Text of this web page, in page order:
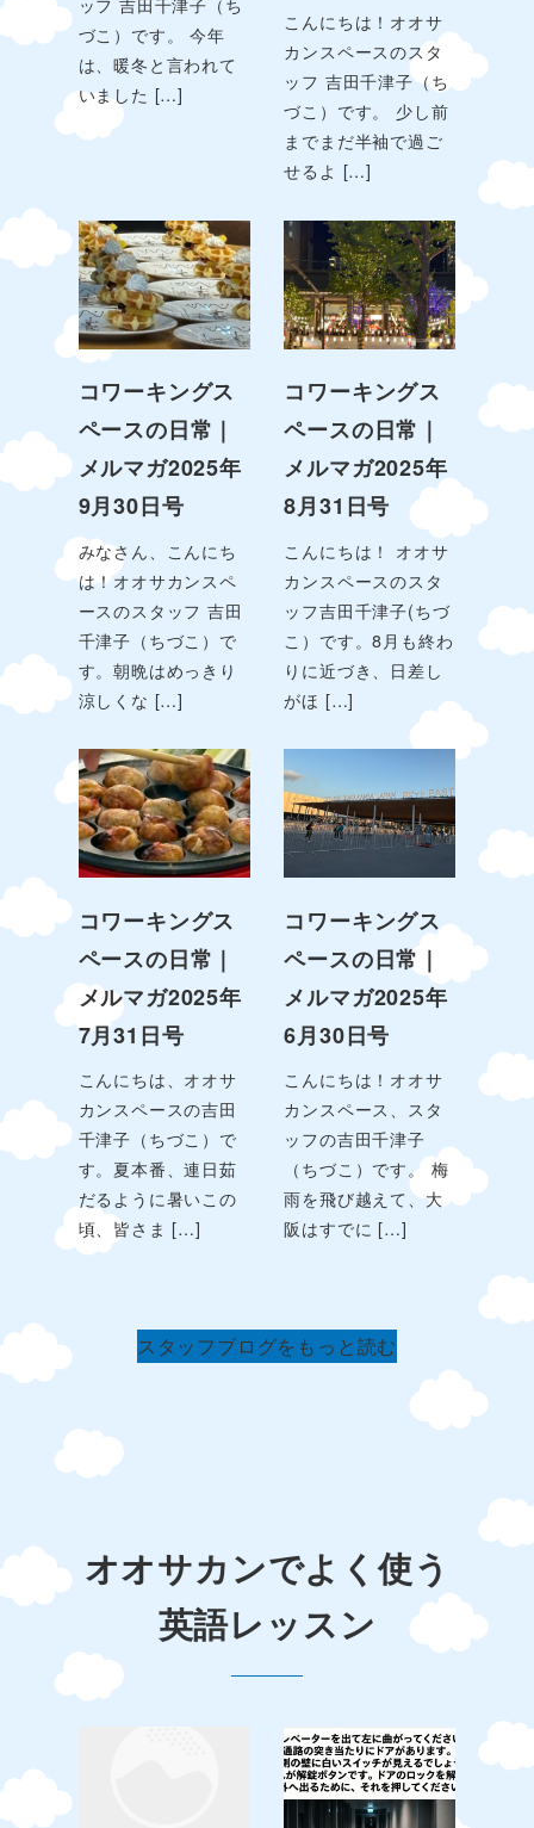
づこ）です。 今年
は、暖冬と言われて
いました […]
こんにちは！オオサ
カンスペースのスタ
ッフ 吉田千津子（ち
づこ）です。 少し前
までまだ半袖で過ご
せるよ […]
コワーキングス
ペースの日常｜
メルマガ2025年
9月30日号
みなさん、こんにち
は！オオサカンスペ
ースのスタッフ 吉田
千津子（ちづこ）で
す。朝晩はめっきり
涼しくな […]
コワーキングス
ペースの日常｜
メルマガ2025年
8月31日号
こんにちは！ オオサ
カンスペースのスタ
ッフ吉田千津子(ちづ
こ）です。8月も終わ
りに近づき、日差し
がほ […]
コワーキングス
ペースの日常｜
メルマガ2025年
7月31日号
こんにちは、オオサ
カンスペースの吉田
千津子（ちづこ）で
す。夏本番、連日茹
だるように暑いこの
頃、皆さま […]
コワーキングス
ペースの日常｜
メルマガ2025年
6月30日号
こんにちは！オオサ
カンスペース、スタ
ッフの吉田千津子
（ちづこ）です。 梅
雨を飛び越えて、大
阪はすでに […]
スタッフブログをもっと読む
オオサカンでよく使う
英語レッスン